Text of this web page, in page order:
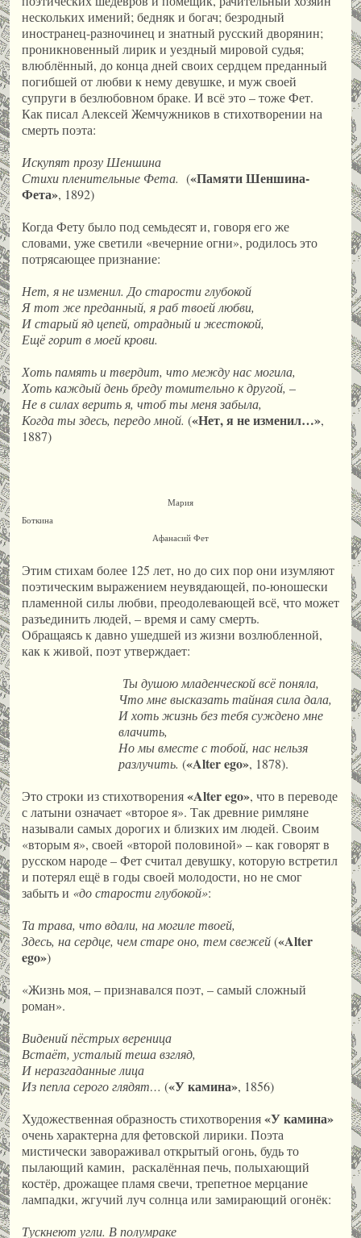
нескольких имений; бедняк и богач; безродный
иностранец-разночинец и знатный русский дворянин;
проникновенный лирик и уездный мировой судья;
влюблённый, до конца дней своих сердцем преданный
погибшей от любви к нему девушке, и муж своей
супруги в безлюбовном браке. И всё это – тоже Фет.
Как писал Алексей Жемчужников в стихотворении на
смерть поэта:
Искупят прозу Шеншина
Стихи пленительные Фета. («Памяти Шеншина-
Фета», 1892)
Когда Фету было под семьдесят и, говоря его же
словами, уже светили «вечерние огни», родилось это
потрясающее признание:
Нет, я не изменил. До старости глубокой
Я тот же преданный, я раб твоей любви,
И старый яд цепей, отрадный и жестокой,
Ещё горит в моей крови.
Хоть память и твердит, что между нас могила,
Хоть каждый день бреду томительно к другой, –
Не в силах верить я, чтоб ты меня забыла,
Когда ты здесь, передо мной. («Нет, я не изменил…»,
1887)
Мария
Боткина
Афанасий Фет
Этим стихам более 125 лет, но до сих пор они изумляют
поэтическим выражением неувядающей, по-юношески
пламенной силы любви, преодолевающей всё, что может
разъединить людей, – время и саму смерть.
Обращаясь к давно ушедшей из жизни возлюбленной,
как к живой, поэт утверждает:
Ты душою младенческой всё поняла,
Что мне высказать тайная сила дала,
И хоть жизнь без тебя суждено мне
влачить,
Но мы вместе с тобой, нас нельзя
разлучить. («Alterego», 1878).
Это строки из стихотворения«Alterego», что в переводе
с латыни означает «второе я». Так древние римляне
называли самых дорогих и близких им людей. Своим
«вторым я», своей «второй половиной» – как говорят в
русском народе – Фет считал девушку, которую встретил
и потерял ещё в годы своей молодости, но не смог
забыть и «до старости глубокой»:
Та трава, что вдали, на могиле твоей,
Здесь, на сердце, чем старе оно, тем свежей(«Alter
ego»)
«Жизнь моя, – признавался поэт, – самый сложный
роман».
Видений пёстрых вереница
Встаёт, усталый теша взгляд,
И неразгаданные лица
Из пепла серого глядят… («У камина», 1856)
Художественная образность стихотворения«У камина»
очень характерна для фетовской лирики. Поэта
мистически завораживал открытый огонь, будь то
пылающий камин, раскалённая печь, полыхающий
костёр, дрожащее пламя свечи, трепетное мерцание
лампадки, жгучий луч солнца или замирающий огонёк:
Тускнеют угли. В полумраке